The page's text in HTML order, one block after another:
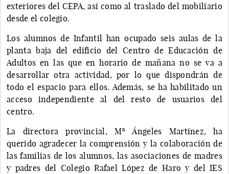
exteriores del CEPA, así como al traslado del mobiliario
desde el colegio.
Los alumnos de Infantil han ocupado seis aulas de la
planta baja del edificio del Centro de Educación de
Adultos en las que en horario de mañana no se va a
desarrollar otra actividad, por lo que dispondrán de
todo el espacio para ellos. Además, se ha habilitado un
acceso independiente al del resto de usuarios del
centro.
La directora provincial, Mª Ángeles Martínez, ha
querido agradecer la comprensión y la colaboración de
las familias de los alumnos, las asociaciones de madres
y padres del Colegio Rafael López de Haro y del IES